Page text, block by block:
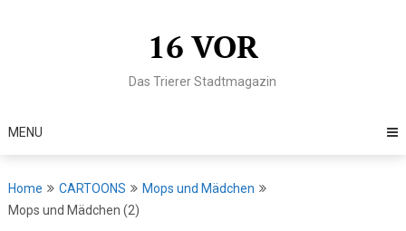
16 VOR
Das Trierer Stadtmagazin
MENU
Home CARTOONS
Mops und Mädchen
Mops und Mädchen (2)